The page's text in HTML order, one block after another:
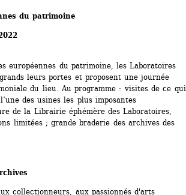
du patrimoine
européennes du patrimoine, les Laboratoires
leurs portes et proposent une journée
du lieu. Au programme : visites de ce qui
des usines les plus imposantes
de la Librairie éphémère des Laboratoires,
limitées ; grande braderie des archives des
collectionneurs, aux passionnés d'arts